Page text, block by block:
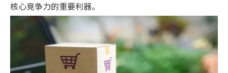
核心竞争力的重要利器。